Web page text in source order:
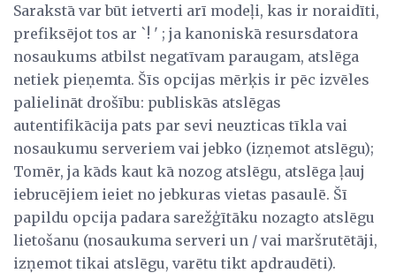
Sarakstā var būt ietverti arī modeļi, kas ir noraidīti,
prefiksējot tos ar `! ' ; ja kanoniskā resursdatora
nosaukums atbilst negatīvam paraugam, atslēga
netiek pieņemta. Šīs opcijas mērķis ir pēc izvēles
palielināt drošību: publiskās atslēgas
autentifikācija pats par sevi neuzticas tīkla vai
nosaukumu serveriem vai jebko (izņemot atslēgu);
Tomēr, ja kāds kaut kā nozog atslēgu, atslēga ļauj
iebrucējiem ieiet no jebkuras vietas pasaulē. Šī
papildu opcija padara sarežģītāku nozagto atslēgu
lietošanu (nosaukuma serveri un / vai maršrutētāji,
izņemot tikai atslēgu, varētu tikt apdraudēti).